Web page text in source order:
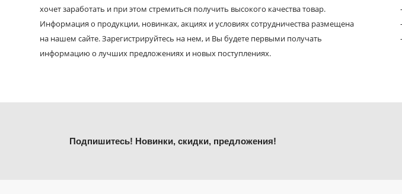
хочет заработать и при этом стремиться получить высокого качества товар.
Информация о продукции, новинках, акциях и условиях сотрудничества размещена
на нашем сайте. Зарегистрируйтесь на нем, и Вы будете первыми получать
информацию о лучших предложениях и новых поступлениях.
Подпишитесь! Новинки, скидки, предложения!